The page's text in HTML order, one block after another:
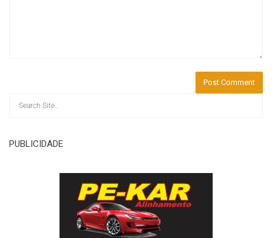
PUBLICIDADE